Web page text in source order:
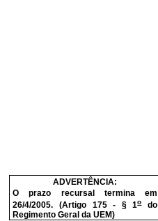
ADVERTÊNCIA:
O prazo recursal termina em
26/4/2005. (Artigo 175 - § 1odo
Regimento Geral da UEM)